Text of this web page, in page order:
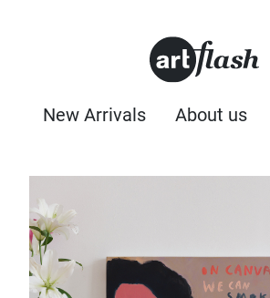
New Arrivals About us